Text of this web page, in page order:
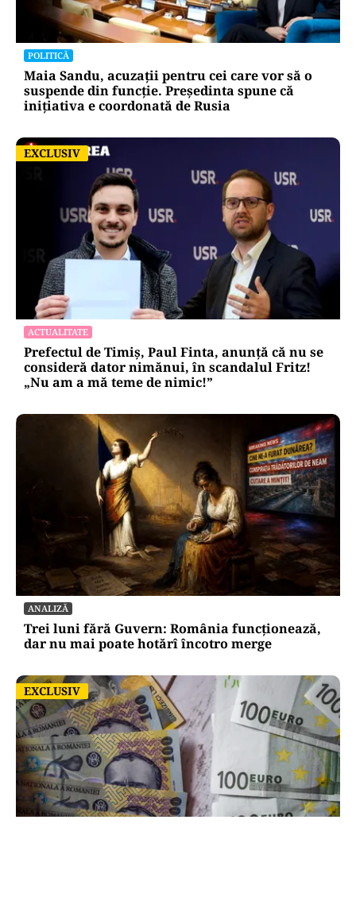
POLITICĂ
Maia Sandu, acuzații pentru cei care vor să o
suspende din funcție. Președinta spune că
inițiativa e coordonată de Rusia
EXCLUSIV
EXCLUSIV
ACTUALITATE
Prefectul de Timiș, Paul Finta, anunță că nu se
consideră dator nimănui, în scandalul Fritz!
„Nu am a mă teme de nimic!”
ANALIZĂ
Trei luni fără Guvern: România funcționează,
dar nu mai poate hotărî încotro merge
EXCLUSIV
EXCLUSIV